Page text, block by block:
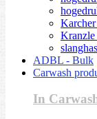
Kranzle
ADBL - Bulk
Carwash
In